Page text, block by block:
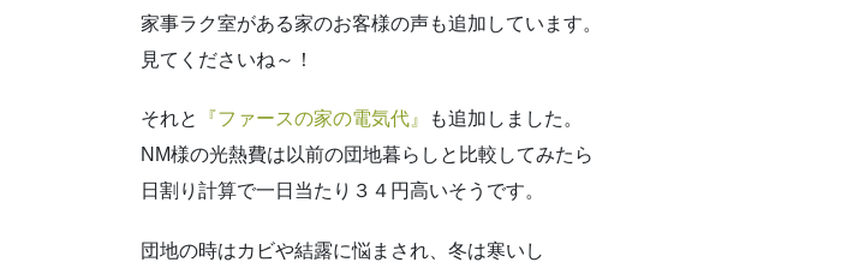
家事ラク室がある家のお客様の声も追加しています。
見てくださいね～！
それと 『ファースの家の電気代』
も追加しました。
NM様の光熱費は以前の団地暮らしと比較してみたら
日割り計算で一日当たり３４円高いそうです。
団地の時はカビや結露に悩まされ、冬は寒いし